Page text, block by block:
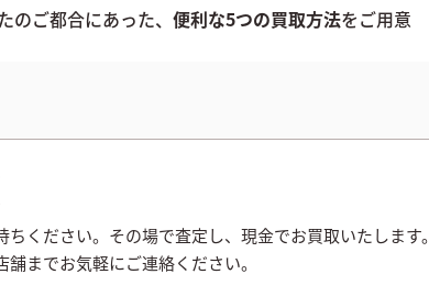
のご都合にあった、 便利な5つの買取方法をご用意
ください。その場で査定し、現金でお買取いたします。
までお気軽にご連絡ください。